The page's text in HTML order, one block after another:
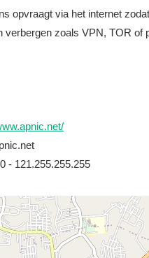
opvraagt via het internet
zoals VPN, TOR of
- 121.255.255.255